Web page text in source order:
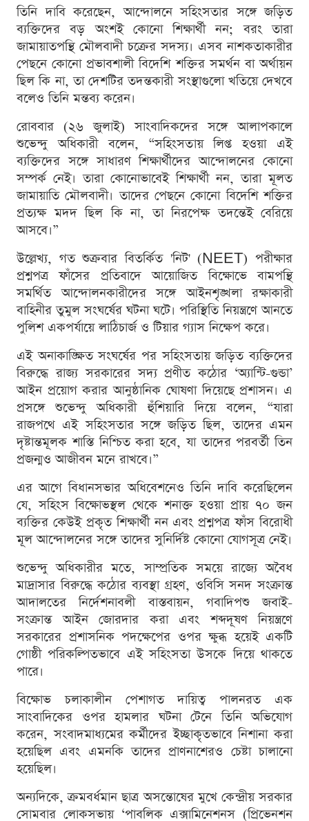
তিনি দাবি করেছেন, আন্দোলনে সহিংসতার সঙ্গে জড়িত
ব্যক্তিদের বড় অংশই কোনো শিক্ষার্থী নন; বরং তারা
জামায়াতপন্থি মৌলবাদী চক্রের সদস্য। এসব নাশকতাকারীর
পেছনে কোনো প্রভাবশালী বিদেশি শক্তির সমর্থন বা অর্থায়ন
ছিল কি না, তা দেশটির তদন্তকারী সংস্থাগুলো খতিয়ে দেখবে
বলেও তিনি মন্তব্য করেন।
রোববার (২৬ জুলাই) সাংবাদিকদের সঙ্গে আলাপকালে
শুভেন্দু অধিকারী বলেন, “সহিংসতায় লিপ্ত হওয়া এই
ব্যক্তিদের সঙ্গে সাধারণ শিক্ষার্থীদের আন্দোলনের কোনো
সম্পর্ক নেই। তারা কোনোভাবেই শিক্ষার্থী নন, তারা মূলত
জামায়াতি মৌলবাদী। তাদের পেছনে কোনো বিদেশি শক্তির
প্রত্যক্ষ মদদ ছিল কি না, তা নিরপেক্ষ তদন্তেই বেরিয়ে
আসবে।”
উল্লেখ্য, গত শুক্রবার বিতর্কিত 'নিট' (NEET) পরীক্ষার
প্রশ্নপত্র ফাঁসের প্রতিবাদে আয়োজিত বিক্ষোভে বামপন্থি
সমর্থিত আন্দোলনকারীদের সঙ্গে আইনশৃঙ্খলা রক্ষাকারী
বাহিনীর তুমুল সংঘর্ষের ঘটনা ঘটে। পরিস্থিতি নিয়ন্ত্রণে আনতে
পুলিশ একপর্যায়ে লাঠিচার্জ ও টিয়ার গ্যাস নিক্ষেপ করে।
এই অনাকাঙ্ক্ষিত সংঘর্ষের পর সহিংসতায় জড়িত ব্যক্তিদের
বিরুদ্ধে রাজ্য সরকারের সদ্য প্রণীত কঠোর ‘অ্যান্টি-গুন্ডা’
আইন প্রয়োগ করার আনুষ্ঠানিক ঘোষণা দিয়েছে প্রশাসন। এ
প্রসঙ্গে শুভেন্দু অধিকারী হুঁশিয়ারি দিয়ে বলেন, “যারা
রাজপথে এই সহিংসতার সঙ্গে জড়িত ছিল, তাদের এমন
দৃষ্টান্তমূলক শাস্তি নিশ্চিত করা হবে, যা তাদের পরবর্তী তিন
প্রজন্মও আজীবন মনে রাখবে।”
এর আগে বিধানসভার অধিবেশনেও তিনি দাবি করেছিলেন
যে, সহিংস বিক্ষোভস্থল থেকে শনাক্ত হওয়া প্রায় ৭০ জন
ব্যক্তির কেউই প্রকৃত শিক্ষার্থী নন এবং প্রশ্নপত্র ফাঁস বিরোধী
মূল আন্দোলনের সঙ্গে তাদের সুনির্দিষ্ট কোনো যোগসূত্র নেই।
শুভেন্দু অধিকারীর মতে, সাম্প্রতিক সময়ে রাজ্যে অবৈধ
মাদ্রাসার বিরুদ্ধে কঠোর ব্যবস্থা গ্রহণ, ওবিসি সনদ সংক্রান্ত
আদালতের নির্দেশনাবলী বাস্তবায়ন, গবাদিপশু জবাই-
সংক্রান্ত আইন জোরদার করা এবং শব্দদূষণ নিয়ন্ত্রণে
সরকারের প্রশাসনিক পদক্ষেপের ওপর ক্ষুব্ধ হয়েই একটি
গোষ্ঠী পরিকল্পিতভাবে এই সহিংসতা উসকে দিয়ে থাকতে
পারে।
বিক্ষোভ চলাকালীন পেশাগত দায়িত্ব পালনরত এক
সাংবাদিকের ওপর হামলার ঘটনা টেনে তিনি অভিযোগ
করেন, সংবাদমাধ্যমের কর্মীদের ইচ্ছাকৃতভাবে নিশানা করা
হয়েছিল এবং এমনকি তাদের প্রাণনাশেরও চেষ্টা চালানো
হয়েছিল।
অন্যদিকে, ক্রমবর্ধমান ছাত্র অসন্তোষের মুখে কেন্দ্রীয় সরকার
সোমবার লোকসভায় ‘পাবলিক এক্সামিনেশনস (প্রিভেনশন